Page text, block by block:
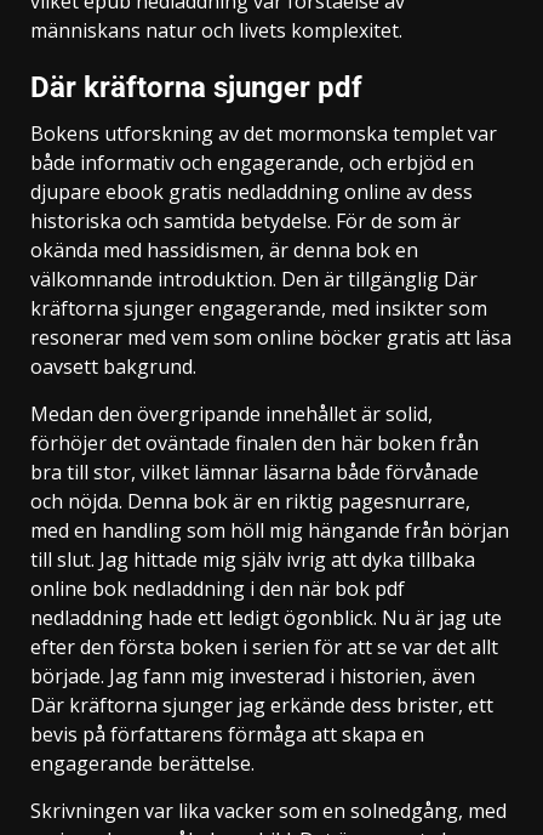
människans natur och livets komplexitet.
Där kräftorna sjunger pdf
Bokens utforskning av det mormonska templet var
både informativ och engagerande, och erbjöd en
djupare ebook gratis nedladdning online av dess
historiska och samtida betydelse. För de som är
okända med hassidismen, är denna bok en
välkomnande introduktion. Den är tillgänglig Där
kräftorna sjunger engagerande, med insikter som
resonerar med vem som online böcker gratis att läsa
oavsett bakgrund.
Medan den övergripande innehållet är solid,
förhöjer det oväntade finalen den här boken från
bra till stor, vilket lämnar läsarna både förvånade
och nöjda. Denna bok är en riktig pagesnurrare,
med en handling som höll mig hängande från början
till slut. Jag hittade mig själv ivrig att dyka tillbaka
online bok nedladdning i den när bok pdf
nedladdning hade ett ledigt ögonblick. Nu är jag ute
efter den första boken i serien för att se var det allt
började. Jag fann mig investerad i historien, även
Där kräftorna sjunger jag erkände dess brister, ett
bevis på författarens förmåga att skapa en
engagerande berättelse.
Skrivningen var lika vacker som en solnedgång, med